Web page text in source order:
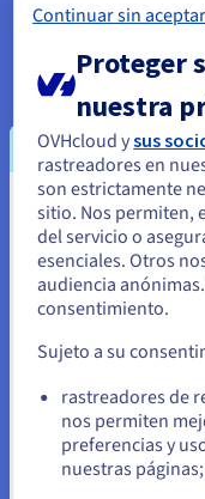
en Francia, con
en Limburgo,
europeo con un
abordó algunos
que respecta a
sensible del
europeo de
algunas pruebas
vez equipada
herramientas de
responder
«Cuando
Parece que
Unidos
Si quiere hacer un
el sitio web adecuado y
Continuar sin aceptar
Proteger
nuestra
OVHcloud ysus
rastreadores en
son estrictamente
sitio. Nos permiten,
del servicio o
esenciales. Otros
audiencia
consentimiento.
Sujeto a su
rastreadores de
nos permiten
preferencias y
nuestras páginas;